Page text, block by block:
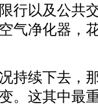
行以及公共
气净化器，
持续下去，
。这其中最